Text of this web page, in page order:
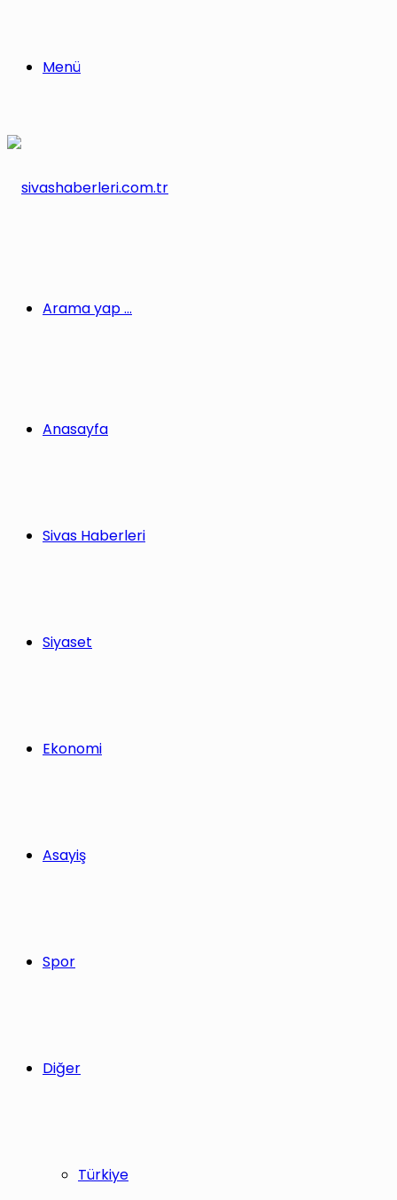
Menü
Arama yap ...
Anasayfa
Sivas Haberleri
Siyaset
Ekonomi
Asayiş
Spor
Diğer
Türkiye